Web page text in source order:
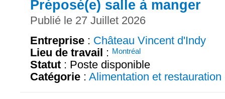
Préposé(e) salle à manger
Publié le 27 Juillet 2026
Entreprise : Château Vincent d'Indy
Lieu de travail : Montréal
Statut : Poste disponible
Catégorie : Alimentation et restauration